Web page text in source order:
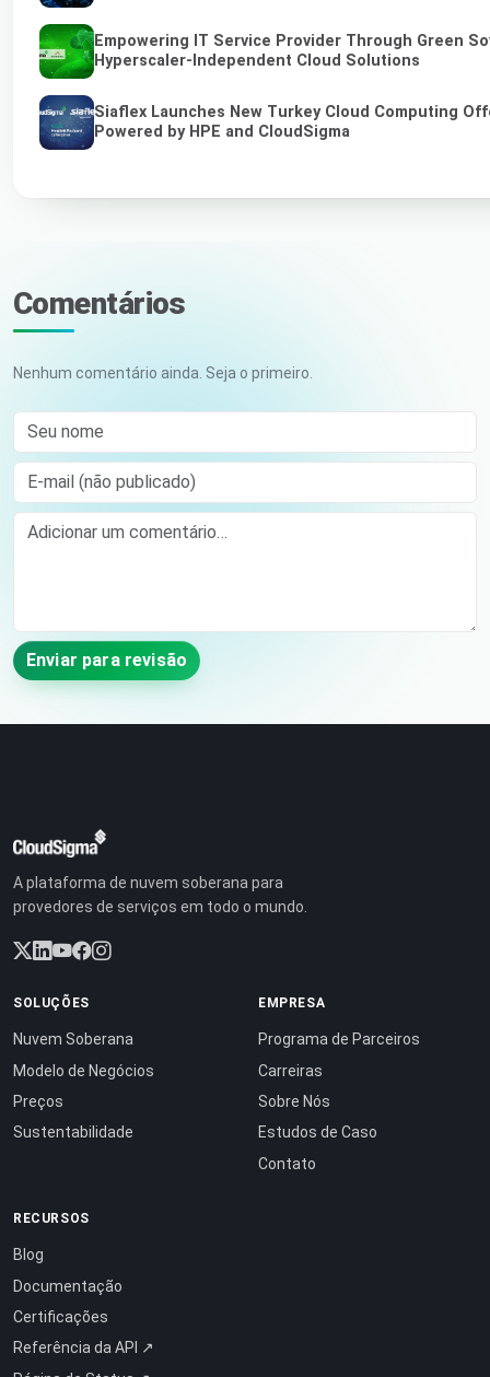
Empowering IT Service Provider Through Green
Hyperscaler-Independent Cloud Solutions
Siaflex Launches New Turkey Cloud Computing
Powered by HPE and CloudSigma
Comentários
Nenhum comentário ainda. Seja o primeiro.
Seu nome
E-mail (não publicado)
Comment
Enviar para revisão
A plataforma de nuvem soberana para
provedores de serviços em todo o mundo.
SOLUÇÕES
Nuvem Soberana
Modelo de Negócios
Preços
Sustentabilidade
EMPRESA
Programa de Parceiros
Carreiras
Sobre Nós
Estudos de Caso
Contato
RECURSOS
Blog
Documentação
Certificações
Referência da API ↗